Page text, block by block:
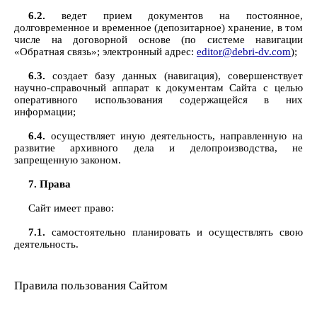
6.2. ведет прием документов на постоянное,
долговременное и временное (депозитарное) хранение, в том
числе на договорной основе (по системе навигации
«Обратная связь»; электронный адрес: editor@debri-dv.com);
6.3. создает базу данных (навигация), совершенствует
научно-справочный аппарат к документам Сайта с целью
оперативного использования содержащейся в них
информации;
6.4. осуществляет иную деятельность, направленную на
развитие архивного дела и делопроизводства, не
запрещенную законом.
7. Права
Сайт имеет право:
7.1. самостоятельно планировать и осуществлять свою
деятельность.
Правила пользования Сайтом